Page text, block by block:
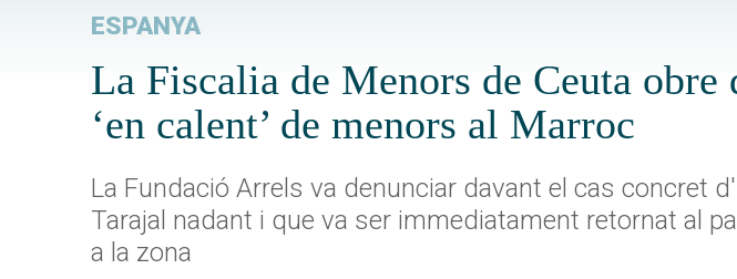
ESPANYA
La Fiscalia de Menors de Ceuta
‘en calent’ de menors al Marroc
La Fundació Arrels va denunciar davant el cas concret
Tarajal nadant i que va ser immediatament retornat al
a la zona